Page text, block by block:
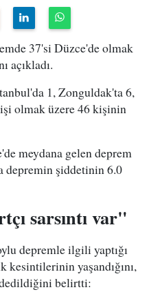
37'si Düzce'de olmak
açıkladı.
1, Zonguldak'ta 6,
olmak üzere 46 kişinin
meydana gelen deprem
depremin şiddetinin 6.0
sarsıntı var"
depremle ilgili yaptığı
yaşandığını,
belirtti: